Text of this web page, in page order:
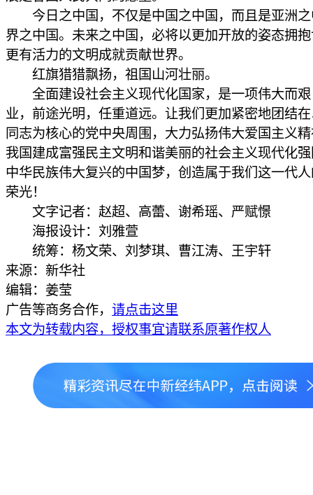
今日之中国，不仅是中国之中国，而且是亚洲之
界之中国。未来之中国，必将以更加开放的姿态拥
更有活力的文明成就贡献世界。
红旗猎猎飘扬，祖国山河壮丽。
全面建设社会主义现代化国家，是一项伟大而艰
业，前途光明，任重道远。让我们更加紧密地团结
同志为核心的党中央周围，大力弘扬伟大爱国主义
我国建成富强民主文明和谐美丽的社会主义现代化
中华民族伟大复兴的中国梦，创造属于我们这一代
荣光！
文字记者：赵超、高蕾、谢希瑶、严赋憬
海报设计：刘雅萱
统筹：杨文荣、刘梦琪、曹江涛、王宇轩
来源：新华社
编辑：姜莹
广告等商务合作， 请点击这里
本文为转载内容，授权事宜请联系原著作权人